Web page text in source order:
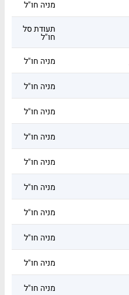
מניה חו"ל
תעודת סל
חו"ל
מניה חו"ל
מניה חו"ל
מניה חו"ל
מניה חו"ל
מניה חו"ל
מניה חו"ל
מניה חו"ל
מניה חו"ל
מניה חו"ל
מניה חו"ל